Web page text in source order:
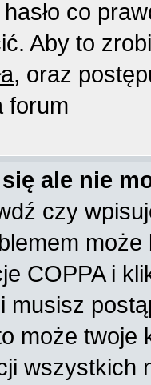
co
Aby to
, oraz
forum
ale nie
czy
COPPA i
musisz
może twoje
wszystkich